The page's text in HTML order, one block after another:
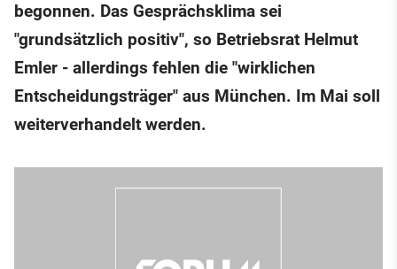
begonnen. Das Gesprächsklima sei
"grundsätzlich positiv", so Betriebsrat Helmut
Emler - allerdings fehlen die "wirklichen
Entscheidungsträger" aus München. Im Mai soll
weiterverhandelt werden.